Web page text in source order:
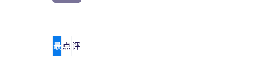
最 点 评